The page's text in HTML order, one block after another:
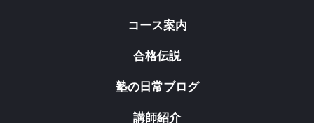
コース案内
合格伝説
塾の日常ブログ
講師紹介